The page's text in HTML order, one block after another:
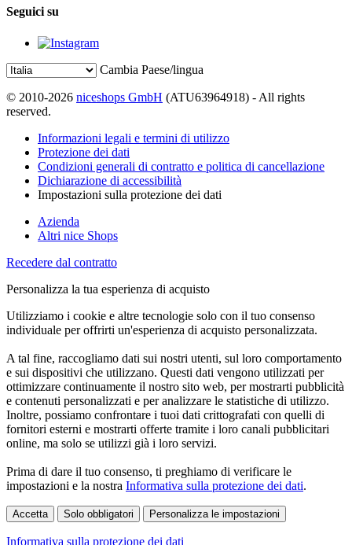
Seguici su
Cambia Paese/lingua
© 2010-2026 niceshops GmbH (ATU63964918) - All rights
reserved.
Informazioni legali e termini di utilizzo
Protezione dei dati
Condizioni generali di contratto e politica di cancellazione
Dichiarazione di accessibilità
Impostazioni sulla protezione dei dati
Azienda
Altri nice Shops
Recedere dal contratto
Personalizza la tua esperienza di acquisto
Utilizziamo i cookie e altre tecnologie solo con il tuo consenso
individuale per offrirti un'esperienza di acquisto personalizzata.
A tal fine, raccogliamo dati sui nostri utenti, sul loro comportamento
e sui dispositivi che utilizzano. Questi dati vengono utilizzati per
ottimizzare continuamente il nostro sito web, per mostrarti pubblicità
e contenuti personalizzati e per analizzare le statistiche di utilizzo.
Inoltre, possiamo confrontare i tuoi dati crittografati con quelli di
fornitori esterni e mostrarti offerte tramite i loro canali pubblicitari
online, ma solo se utilizzi già i loro servizi.
Prima di dare il tuo consenso, ti preghiamo di verificare le
impostazioni e la nostra Informativa sulla protezione dei dati.
Accetta Solo obbligatori Personalizza le impostazioni
Informativa sulla protezione dei dati